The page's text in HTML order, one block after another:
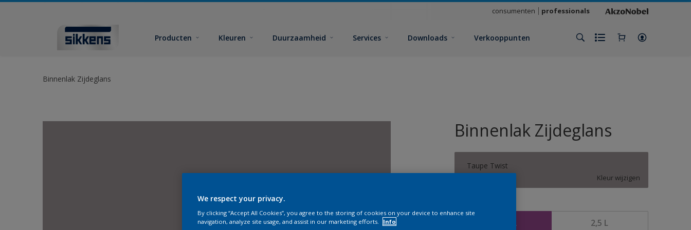
consumenten professionals
Producten Kleuren Duurzaamheid Services Downloads Verkooppunten
Binnenlak Zijdeglans
Binnenlak Zijdeglans
Taupe Twist
Kleur wijzigen
750 ML 2,5 L
We respect your privacy.
By clicking “Accept All Cookies”, you agree to the storing of cookies on your device to enhance site
navigation, analyze site usage, and assist in our marketing efforts.
Info